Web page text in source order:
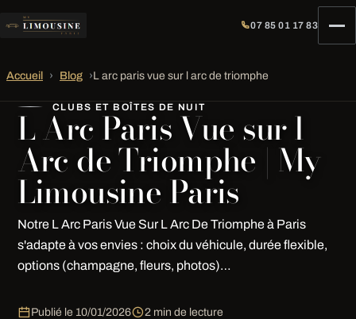
07 85 01 17 83
Accueil › Blog ›L arc paris vue sur l arc de triomphe
CLUBS ET BOÎTES DE NUIT
L Arc Paris Vue sur l
Arc de Triomphe | My
Limousine Paris
Notre L Arc Paris Vue Sur L Arc De Triomphe à Paris
s'adapte à vos envies : choix du véhicule, durée flexible,
options (champagne, fleurs, photos)…
Publié le 10/01/2026 2 min de lecture